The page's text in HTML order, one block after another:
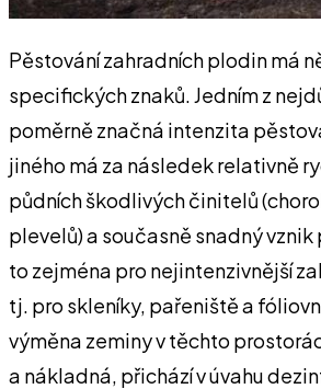
Pěstování zahradních plodin má
specifických znaků. Jedním z
poměrně značná intenzita
jiného má za následek relativně
půdních škodlivých činitelů
plevelů) a současně snadný vznik
to zejména pro nejintenzivnější
tj. pro skleníky, pařeniště a
výměna zeminy v těchto
a nákladná, přichází v úvahu